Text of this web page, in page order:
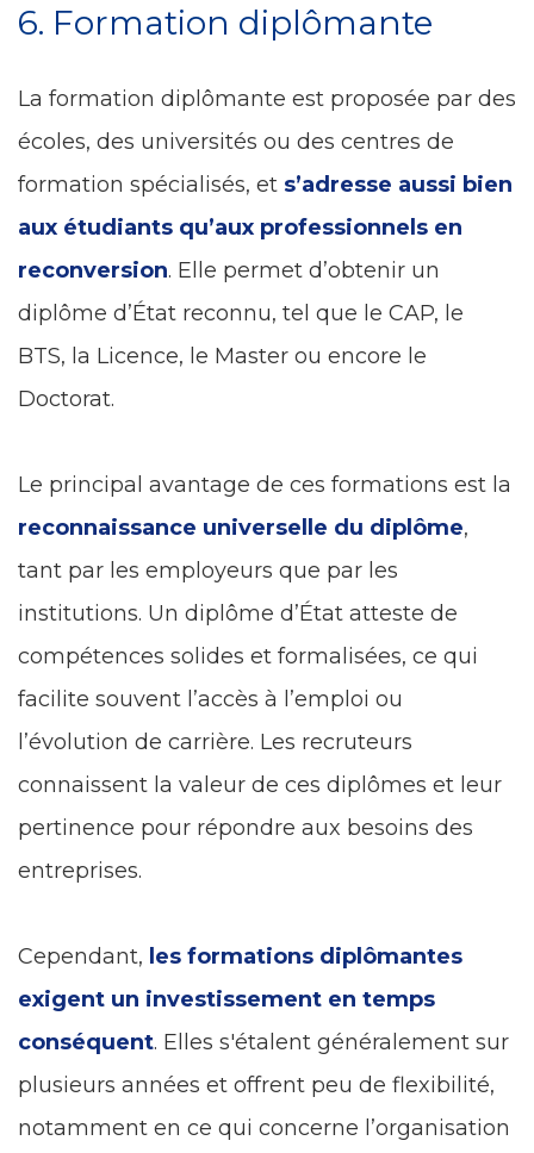
6. Formation diplômante
La formation diplômante est proposée par des
écoles, des universités ou des centres de
formation spécialisés, et s’adresse aussi bien
aux étudiants qu’aux professionnels en
reconversion. Elle permet d’obtenir un
diplôme d’État reconnu, tel que le CAP, le
BTS, la Licence, le Master ou encore le
Doctorat.
Le principal avantage de ces formations est la
reconnaissance universelle du diplôme,
tant par les employeurs que par les
institutions. Un diplôme d’État atteste de
compétences solides et formalisées, ce qui
facilite souvent l’accès à l’emploi ou
l’évolution de carrière. Les recruteurs
connaissent la valeur de ces diplômes et leur
pertinence pour répondre aux besoins des
entreprises.
Cependant, les formations diplômantes
exigent un investissement en temps
conséquent. Elles s'étalent généralement sur
plusieurs années et offrent peu de flexibilité,
notamment en ce qui concerne l’organisation